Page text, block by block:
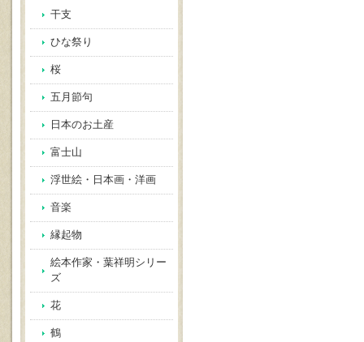
干支
ひな祭り
桜
五月節句
日本のお土産
富士山
浮世絵・日本画・洋画
音楽
縁起物
絵本作家・葉祥明シリー
ズ
花
鶴